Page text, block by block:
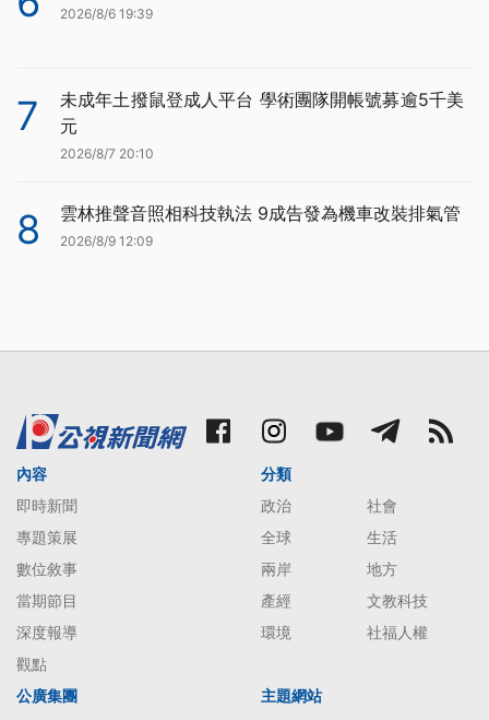
2026/8/6 19:39
7
未成年土撥鼠登成人平台 學術團隊開帳號募逾5千美
元
2026/8/7 20:10
8 雲林推聲音照相科技執法 9成告發為機車改裝排氣管
2026/8/9 12:09
內容
即時新聞
專題策展
數位敘事
當期節目
深度報導
觀點
分類
政治
社會
全球
生活
兩岸
地方
產經
文教科技
環境
社福人權
公廣集團
主題網站